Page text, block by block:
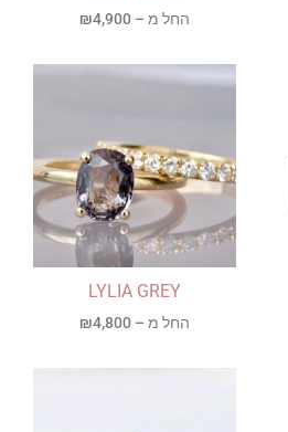
החל מ – ₪4,900
LYLIA GREY
החל מ – ₪4,800